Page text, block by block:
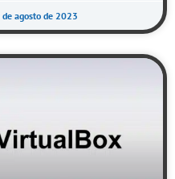
de agosto de 2023